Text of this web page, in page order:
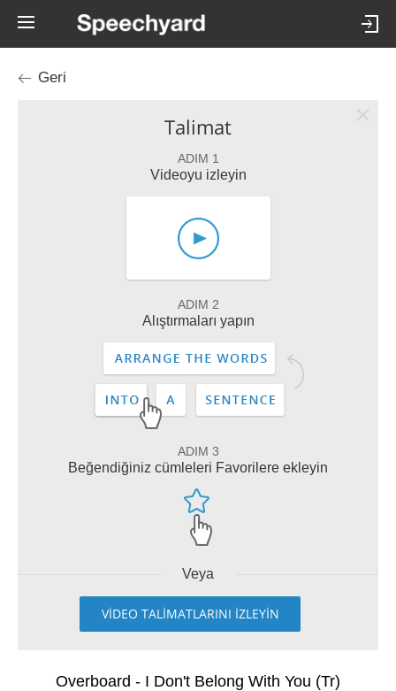
Geri
Talimat
ADIM 1
Videoyu izleyin
ADIM 2
Alıştırmaları yapın
ADIM 3
Beğendiğiniz cümleleri Favorilere ekleyin
Veya
VİDEO TALİMATLARINI İZLEYİN
Overboard - I Don't Belong With You (Tr)